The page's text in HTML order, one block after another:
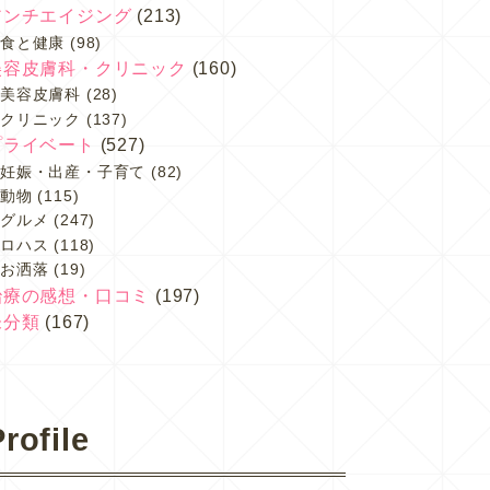
チエイジング (213)
食と健康 (98)
皮膚科・クリニック (160)
美容皮膚科 (28)
クリニック (137)
イベート (527)
妊娠・出産・子育て (82)
動物 (115)
グルメ (247)
ロハス (118)
お洒落 (19)
の感想・口コミ
(197)
類 (167)